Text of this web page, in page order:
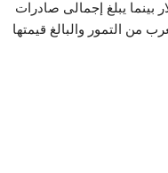
المصرية من التمر إلى المغرب ٢٤ مليون دولار بينما يبلغ إجمالى صادرات
من ١٠ ./. من حجم واردات المغرب من التمور والبالغ قيمتها